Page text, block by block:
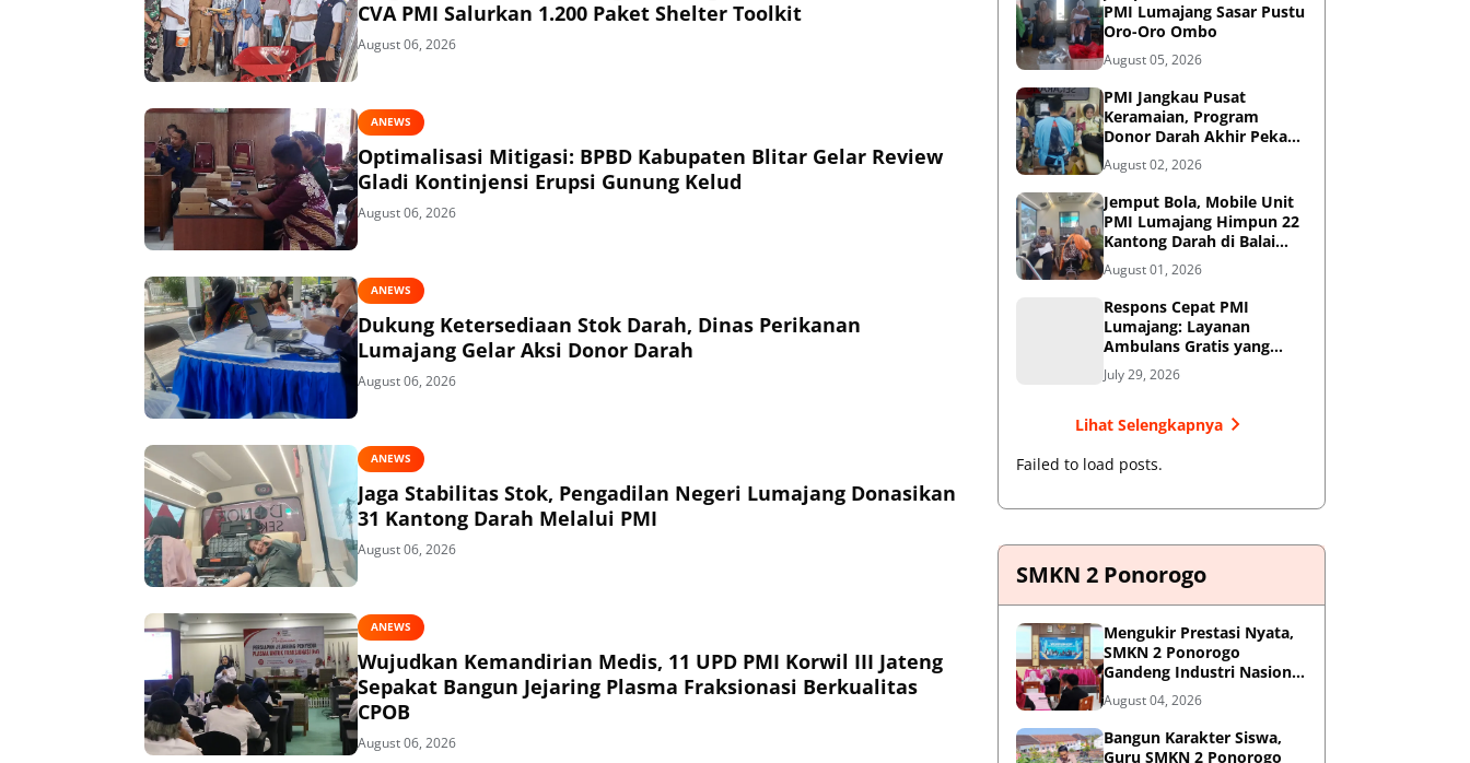
CVA PMI Salurkan 1.200 Paket Shelter Toolkit
August 06, 2026
ANEWS
Optimalisasi Mitigasi: BPBD Kabupaten Blitar Gelar Review
Gladi Kontinjensi Erupsi Gunung Kelud
August 06, 2026
ANEWS
Dukung Ketersediaan Stok Darah, Dinas Perikanan
Lumajang Gelar Aksi Donor Darah
August 06, 2026
ANEWS
Jaga Stabilitas Stok, Pengadilan Negeri Lumajang Donasikan
31 Kantong Darah Melalui PMI
August 06, 2026
ANEWS
Wujudkan Kemandirian Medis, 11 UPD PMI Korwil III Jateng
Sepakat Bangun Jejaring Plasma Fraksionasi Berkualitas
CPOB
August 06, 2026
PMI Lumajang Sasar Pustu
Oro-Oro Ombo
August 05, 2026
PMI Jangkau Pusat
Keramaian, Program
Donor Darah Akhir Pekan
di GM Plaza Lumajang
Disambut Antusias
August 02, 2026
Jemput Bola, Mobile Unit
PMI Lumajang Himpun 22
Kantong Darah di Balai
Desa Jatirejo Kunir
August 01, 2026
Respons Cepat PMI
Lumajang: Layanan
Ambulans Gratis yang
Wajib Diketahui Warga
July 29, 2026
Lihat Selengkapnya
Failed to load posts.
SMKN 2 Ponorogo
Mengukir Prestasi Nyata,
SMKN 2 Ponorogo
Gandeng Industri Nasional
Demi Sesuaikan
Kurikulum dengan
Kebutuhan Dunia Kerja
August 04, 2026
Bangun Karakter Siswa,
Guru SMKN 2 Ponorogo